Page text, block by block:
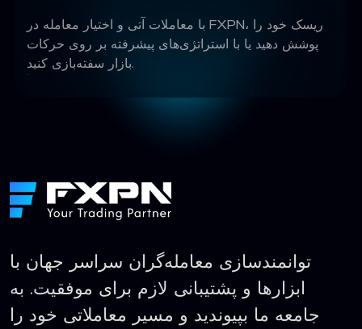
با معاملات آتی و اختیار معامله در FXPN، ریسک خود را
پوشش دهید یا با استراتژی‌های پیشرفته بر روی حرکات
بازار سفته‌بازی کنید.
توانمندسازی معامله‌گران سراسر جهان با
ابزارها و پشتیبانی لازم برای موفقیت. به
جامعه ما بپیوندید و مسیر معاملاتی خود را